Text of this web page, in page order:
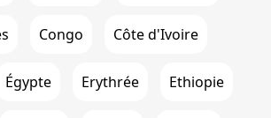
Congo Côte d'Ivoire
Égypte Erythrée Ethiopie